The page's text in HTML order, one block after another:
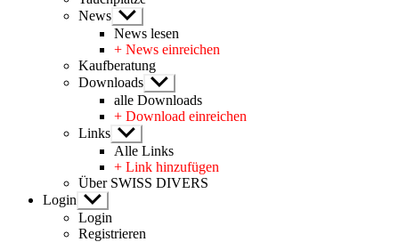
News Untermenü
anzeigen
News lesen
+ News einreichen
Kaufberatung
Downloads Untermenü
anzeigen
alle Downloads
+ Download einreichen
Links Untermenü
anzeigen
Alle Links
+ Link hinzufügen
Über SWISS DIVERS
Login Untermenü
anzeigen
Login
Registrieren